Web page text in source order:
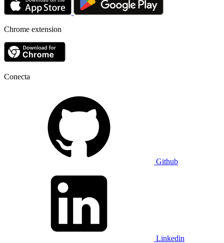
Chrome extension
Conecta
Github
Linkedin